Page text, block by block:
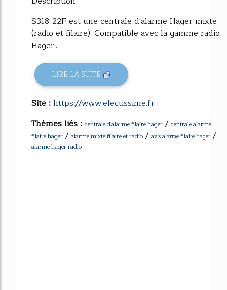
S318-22F est une centrale d'alarme Hager mixte
(radio et filaire). Compatible avec la gamme radio
Hager...
LIRE LA SUITE
Site :https://www.electissime.fr
Thèmes liés : centrale d'alarme filaire hager / centrale alarme
filaire hager / alarme mixte filaire et radio / avis alarme filaire hager/
alarme hager radio